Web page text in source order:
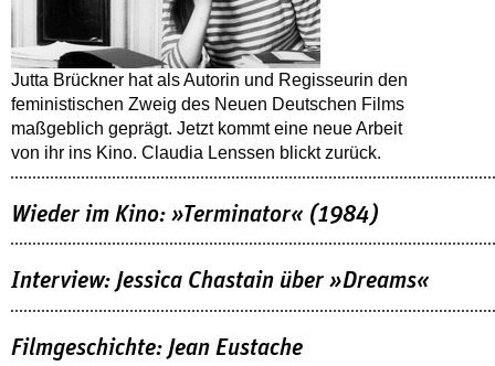
Jutta Brückner hat als Autorin und Regisseurin den
feministischen Zweig des Neuen Deutschen Films
maßgeblich geprägt. Jetzt kommt eine neue Arbeit
von ihr ins Kino. Claudia Lenssen blickt zurück.
Wieder im Kino: »Terminator« (1984)
Interview: Jessica Chastain über »Dreams«
Filmgeschichte: Jean Eustache